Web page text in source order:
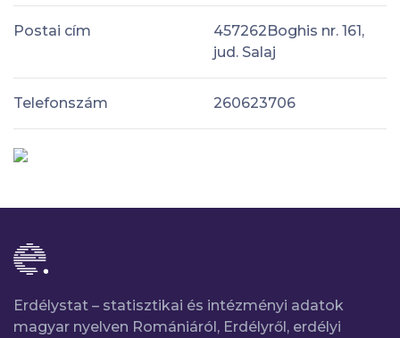
Postai cím
457262Boghis nr. 161,
jud. Salaj
Telefonszám 260623706
Erdélystat – statisztikai és intézményi adatok
magyar nyelven Romániáról, Erdélyről, erdélyi